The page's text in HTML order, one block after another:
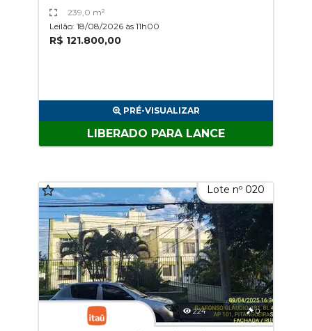
239,0 m²
Leilão: 18/08/2026 às 11h00
R$ 121.800,00
PRÉ-VISUALIZAR
LIBERADO PARA LANCE
Lote nº 020
224 0